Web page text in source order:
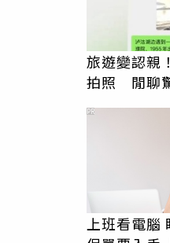
旅遊變認親
拍照 閒聊
上班看電腦
PR